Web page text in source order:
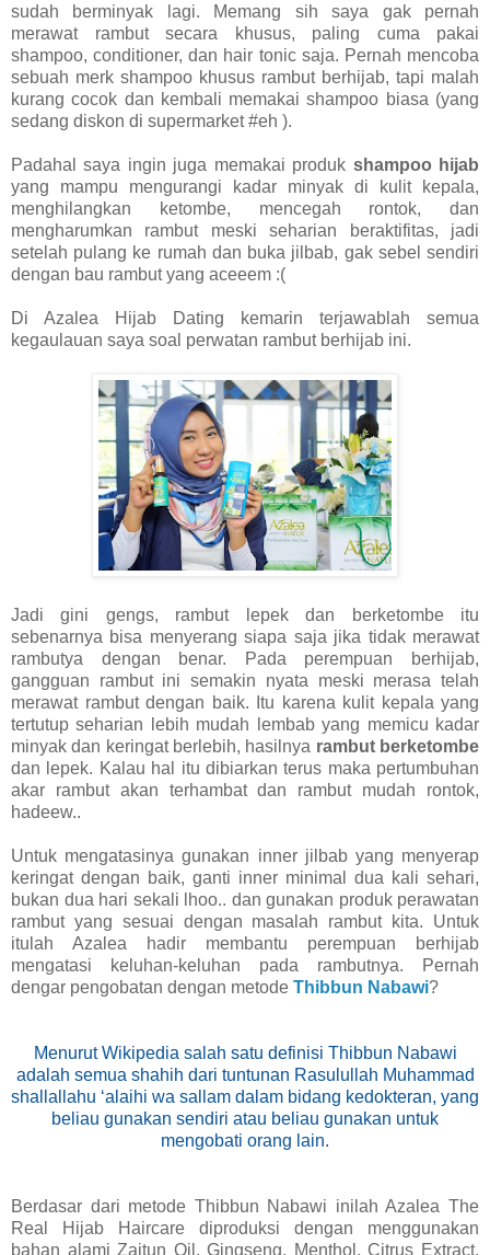
sudah berminyak lagi. Memang sih saya gak pernah
merawat rambut secara khusus, paling cuma pakai
shampoo, conditioner, dan hair tonic saja. Pernah mencoba
sebuah merk shampoo khusus rambut berhijab, tapi malah
kurang cocok dan kembali memakai shampoo biasa (yang
sedang diskon di supermarket #eh ).
Padahal saya ingin juga memakai produk shampoo hijab
yang mampu mengurangi kadar minyak di kulit kepala,
menghilangkan ketombe, mencegah rontok, dan
mengharumkan rambut meski seharian beraktifitas, jadi
setelah pulang ke rumah dan buka jilbab, gak sebel sendiri
dengan bau rambut yang aceeem :(
Di Azalea Hijab Dating kemarin terjawablah semua
kegaulauan saya soal perwatan rambut berhijab ini.
Jadi gini gengs, rambut lepek dan berketombe itu
sebenarnya bisa menyerang siapa saja jika tidak merawat
rambutya dengan benar. Pada perempuan berhijab,
gangguan rambut ini semakin nyata meski merasa telah
merawat rambut dengan baik. Itu karena kulit kepala yang
tertutup seharian lebih mudah lembab yang memicu kadar
minyak dan keringat berlebih, hasilnya rambut berketombe
dan lepek. Kalau hal itu dibiarkan terus maka pertumbuhan
akar rambut akan terhambat dan rambut mudah rontok,
hadeew..
Untuk mengatasinya gunakan inner jilbab yang menyerap
keringat dengan baik, ganti inner minimal dua kali sehari,
bukan dua hari sekali lhoo.. dan gunakan produk perawatan
rambut yang sesuai dengan masalah rambut kita. Untuk
itulah Azalea hadir membantu perempuan berhijab
mengatasi keluhan-keluhan pada rambutnya. Pernah
dengar pengobatan dengan metode Thibbun Nabawi?
Menurut Wikipedia salah satu definisi Thibbun Nabawi
adalah semua shahih dari tuntunan Rasulullah Muhammad
shallallahu ‘alaihi wa sallam dalam bidang kedokteran, yang
beliau gunakan sendiri atau beliau gunakan untuk
mengobati orang lain.
Berdasar dari metode Thibbun Nabawi inilah Azalea The
Real Hijab Haircare diproduksi dengan menggunakan
bahan alami Zaitun Oil, Gingseng, Menthol, Citrus Extract,